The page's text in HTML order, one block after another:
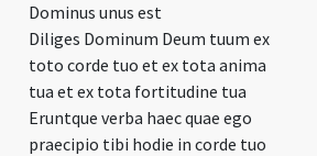
Dominus unus est
Diliges Dominum Deum tuum ex
toto corde tuo et ex tota anima
tua et ex tota fortitudine tua
Eruntque verba haec quae ego
praecipio tibi hodie in corde tuo